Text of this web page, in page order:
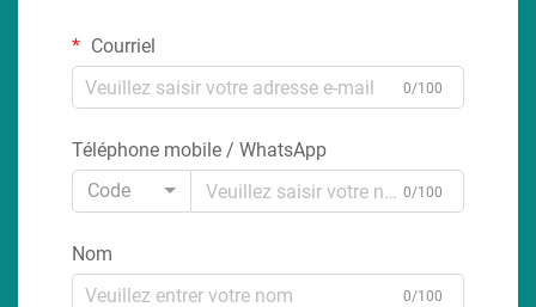
Courriel
0/100
Téléphone mobile / WhatsApp
Code
0/100
Nom
0/100